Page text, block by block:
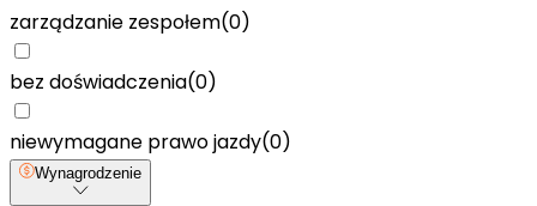
zarządzanie zespołem(0)
bez doświadczenia(0)
niewymagane prawo jazdy(0)
Wynagrodzenie